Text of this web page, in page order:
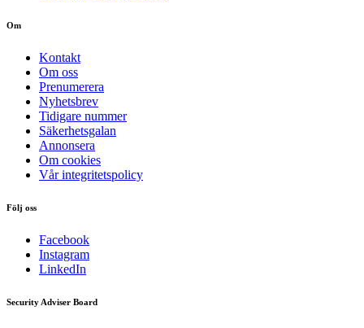
Om
Kontakt
Om oss
Prenumerera
Nyhetsbrev
Tidigare nummer
Säkerhetsgalan
Annonsera
Om cookies
Vår integritetspolicy
Följ oss
Facebook
Instagram
LinkedIn
Security Adviser Board